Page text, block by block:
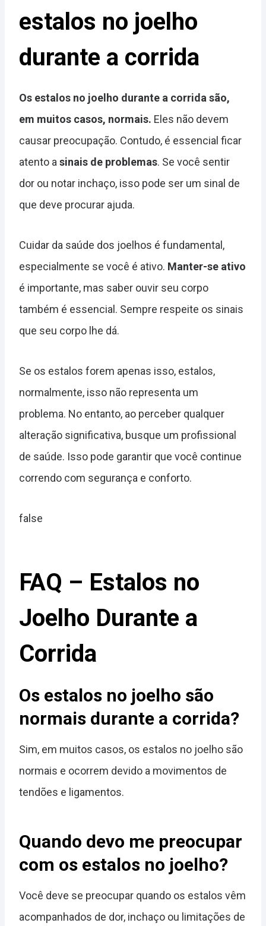
estalos no joelho
durante a corrida
Os estalos no joelho durante a corrida são,
em muitos casos, normais. Eles não devem
causar preocupação. Contudo, é essencial ficar
atento a sinais de problemas. Se você sentir
dor ou notar inchaço, isso pode ser um sinal de
que deve procurar ajuda.
Cuidar da saúde dos joelhos é fundamental,
especialmente se você é ativo. Manter-se ativo
é importante, mas saber ouvir seu corpo
também é essencial. Sempre respeite os sinais
que seu corpo lhe dá.
Se os estalos forem apenas isso, estalos,
normalmente, isso não representa um
problema. No entanto, ao perceber qualquer
alteração significativa, busque um profissional
de saúde. Isso pode garantir que você continue
correndo com segurança e conforto.
false
FAQ – Estalos no
Joelho Durante a
Corrida
Os estalos no joelho são
normais durante a corrida?
Sim, em muitos casos, os estalos no joelho são
normais e ocorrem devido a movimentos de
tendões e ligamentos.
Quando devo me preocupar
com os estalos no joelho?
Você deve se preocupar quando os estalos vêm
acompanhados de dor, inchaço ou limitações de